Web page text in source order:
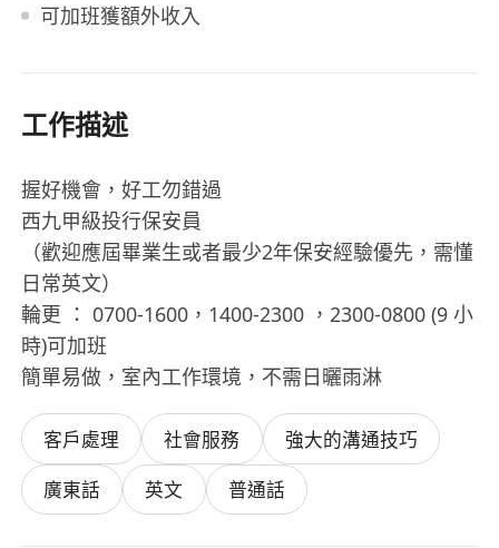
可加班獲額外收入
工作描述
握好機會，好工勿錯過
西九甲級投行保安員
（歡迎應屆畢業生或者最少2年保安經驗優先，需懂
日常英文）
輪更 ： 0700-1600，1400-2300 ，2300-0800 (9 小
時)可加班
簡單易做，室內工作環境，不需日曬雨淋
客戶處理 社會服務
強大的溝通技巧
廣東話
英文 普通話